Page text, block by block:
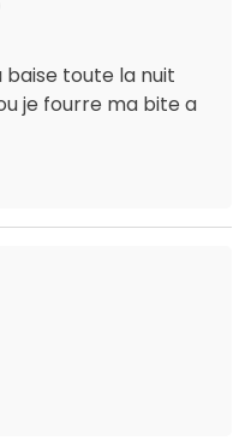
baise toute la nuit
je fourre ma bite a